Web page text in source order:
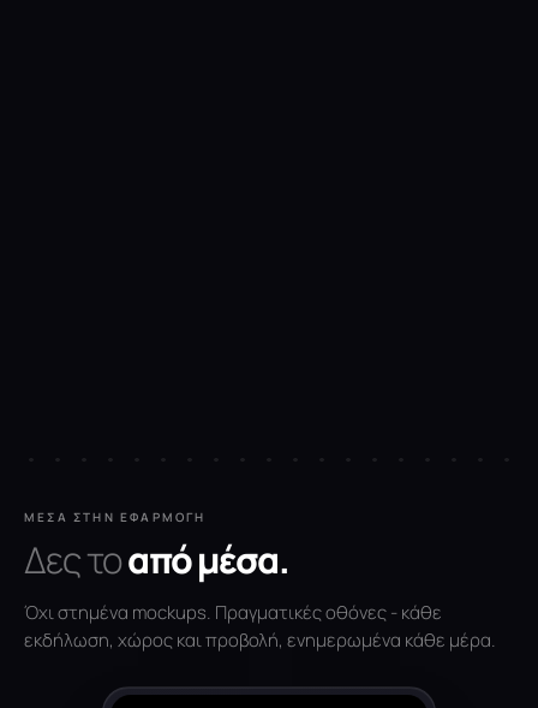
ΜΈΣΑ ΣΤΗΝ ΕΦΑΡΜΟΓΉ
Δες τοαπό μέσα.
Όχι στημένα mockups. Πραγματικές οθόνες - κάθε
εκδήλωση, χώρος και προβολή, ενημερωμένα κάθε μέρα.